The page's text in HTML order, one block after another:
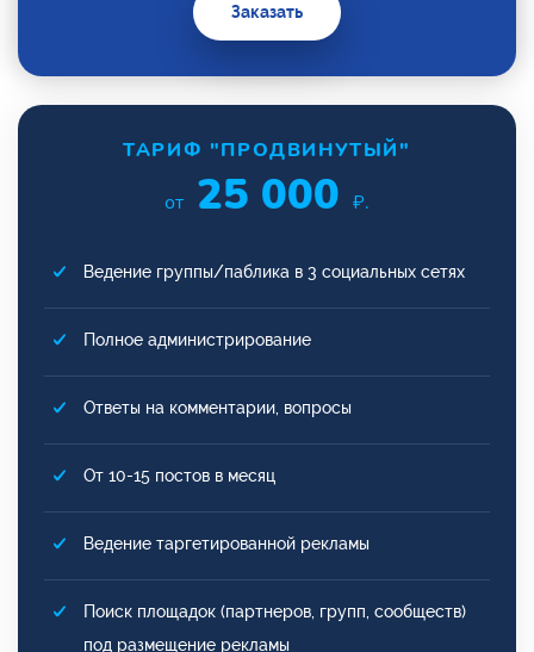
Заказать
ТАРИФ "ПРОДВИНУТЫЙ"
от 25 000 ₽.
Ведение группы/паблика в 3 социальных сетях
Полное администрирование
Ответы на комментарии, вопросы
От 10-15 постов в месяц
Ведение таргетированной рекламы
Поиск площадок (партнеров, групп, сообществ)
под размещение рекламы